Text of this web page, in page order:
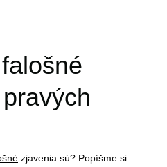
zjavenia sú? Popíšme si